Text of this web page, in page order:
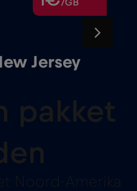
/GB
pakket
Noord-Amerika